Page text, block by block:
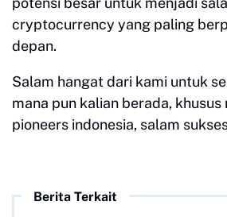
cryptocurrency yang paling
depan.
Salam hangat dari kami untuk
mana pun kalian berada, khusus
pioneers indonesia, salam
Berita Terkait